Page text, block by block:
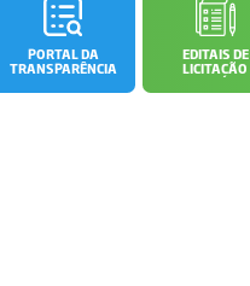
PORTAL DA
TRANSPARÊNCIA
EDITAIS DE
LICITAÇÃO